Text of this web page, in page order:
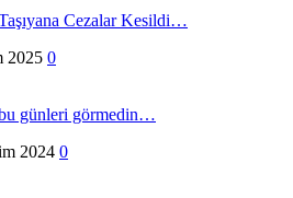
Cezalar Kesildi…
2025 0
günleri görmedin…
2024 0